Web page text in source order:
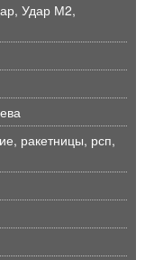
Удар М2,
ракетницы, рсп,